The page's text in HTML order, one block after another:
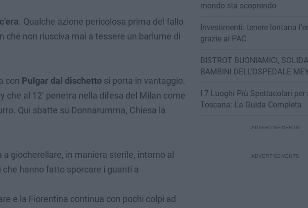
. Qualche azione pericolosa prima del fallo
che non riusciva mai a tessere un barlume di
con Pulgar dal dischetto si porta in vantaggio.
che al 12’ penetra nella difesa del Milan come
Qui sbatte su Donnarumma, Chiesa la
giocherellare, in maniera sterile, intorno al
hanno fatto sporcare i guanti a
e la Fiorentina continua con pochi colpi ad
mondo sta scoprendo
Investimenti: tenere lontana
grazie ai PAC
BISTROT BUONIAMICI,
BAMBINI DELL’OSPEDALE
I 7 Luoghi Più Spettacolari
Toscana: La Guida Completa